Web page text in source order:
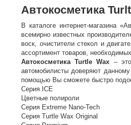
Автокосметика
В каталоге интернет-магазина
всемирно известных
воск, очистители стекол и
ассортимент товаров,
Автокосметика Turtle Wax –
автомобилисты доверяют
помощью Вы сможете быстро
Серия ICE
Цветные полироли
Серия Extreme Nano-Tech
Серия Turtle Wax Original